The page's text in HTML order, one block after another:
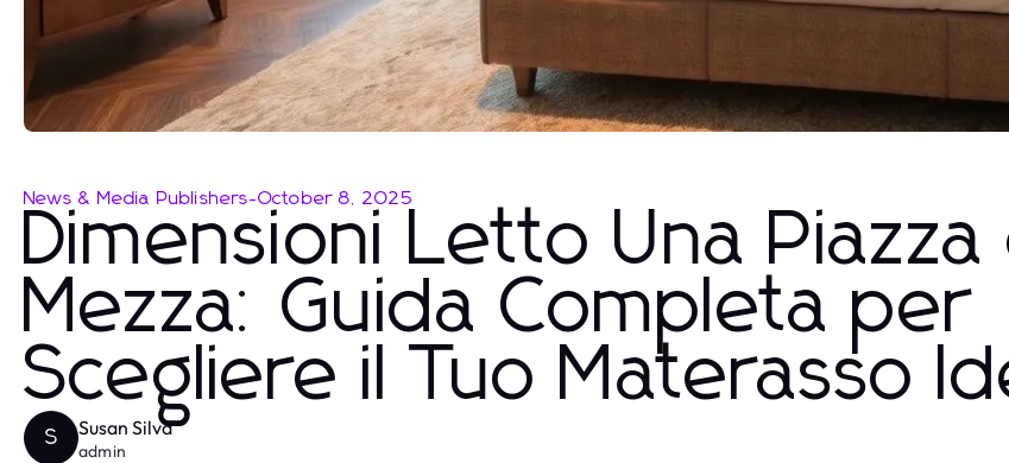
News & Media Publishers-October 8, 2025
Dimensioni Letto Una Piazza
Mezza: Guida Completa per
Scegliere il Tuo Materasso
S Susan Silva
admin